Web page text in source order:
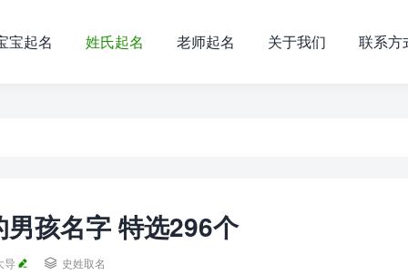
宝起名 姓氏起名 老师起名 关于我们 联系方
男孩名字 特选296个
导  史姓取名